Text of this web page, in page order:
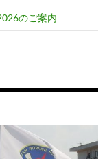
のご案内